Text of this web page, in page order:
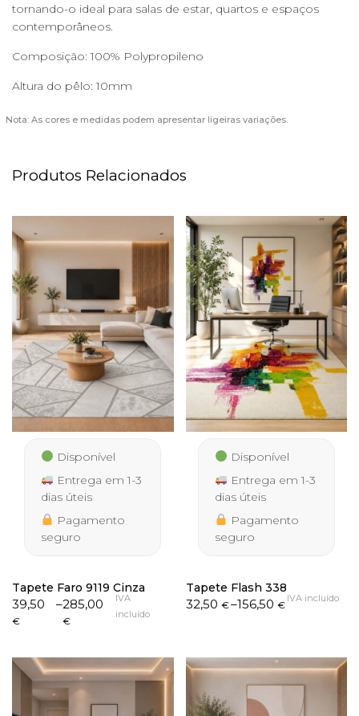
tornando-o ideal para salas de estar, quartos e espaços
contemporâneos.
Composição: 100% Polypropileno
Altura do pêlo: 10mm
Nota: As cores e medidas podem apresentar ligeiras variações.
Produtos Relacionados
Disponível
Entrega em 1-3
dias úteis
Pagamento
seguro
Tapete Faro 9119 Cinza
39,50
€
–285,00
€
Price
range:
285,00 €
IVA
incluído
Disponível
Entrega em 1-3
dias úteis
Pagamento
seguro
Tapete Flash 338
32,50 €–156,50 €
Price
156,50 €
IVA incluído